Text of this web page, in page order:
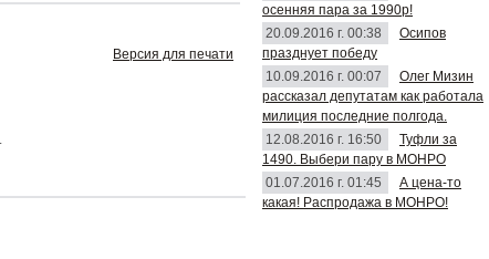
Версия для печати
осенняя пара за 1990р!
20.09.2016 г. 00:38
Осипов
празднует победу
10.09.2016 г. 00:07
Олег Мизин
рассказал депутатам как работала
милиция последние полгода.
12.08.2016 г. 16:50
Туфли за
1490. Выбери пару в МОНРО
01.07.2016 г. 01:45
А цена-то
какая! Распродажа в МОНРО!